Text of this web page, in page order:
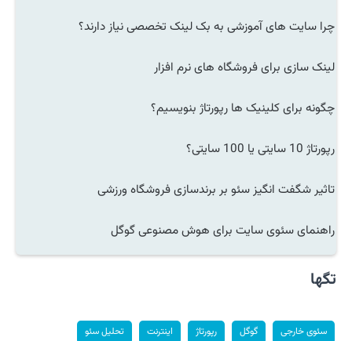
چرا سایت های آموزشی به بک لینک تخصصی نیاز دارند؟
لینک سازی برای فروشگاه های نرم افزار
چگونه برای کلینیک ها رپورتاژ بنویسیم؟
رپورتاژ 10 سایتی یا 100 سایتی؟
تاثیر شگفت انگیز سئو بر برندسازی فروشگاه ورزشی
راهنمای سئوی سایت برای هوش مصنوعی گوگل
تگها
سئوی خارجی گوگل رپورتاژ اینترنت تحلیل سئو